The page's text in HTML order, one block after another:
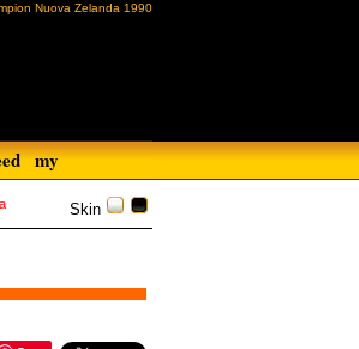
Nuova Zelanda 1990
my
Skin